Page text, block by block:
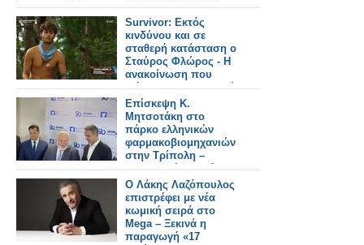
Survivor: Εκτός
κινδύνου και σε
σταθερή κατάσταση ο
Σταύρος Φλώρος - Η
ανακοίνωση που
εξέδωσε η παραγωγή
Επίσκεψη Κ.
Μητσοτάκη στο
πάρκο ελληνικών
φαρμακοβιομηχανιών
στην Τρίπολη –
Παραγωγή φαρμάκων
για όλη την Ευρώπη
Ο Λάκης Λαζόπουλος
επιστρέφει με νέα
κωμική σειρά στο
Mega – Ξεκινά η
παραγωγή «17